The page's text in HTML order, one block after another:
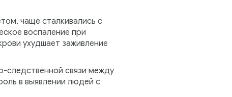
чаще сталкивались с
воспаление при
ухудшает заживление
следственной связи между
в выявлении людей с